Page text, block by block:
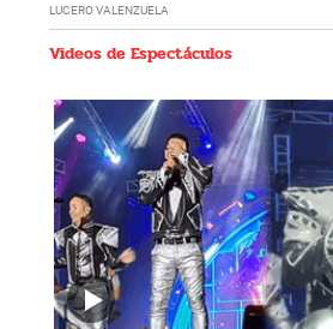
LUCERO VALENZUELA
Videos de Espectáculos